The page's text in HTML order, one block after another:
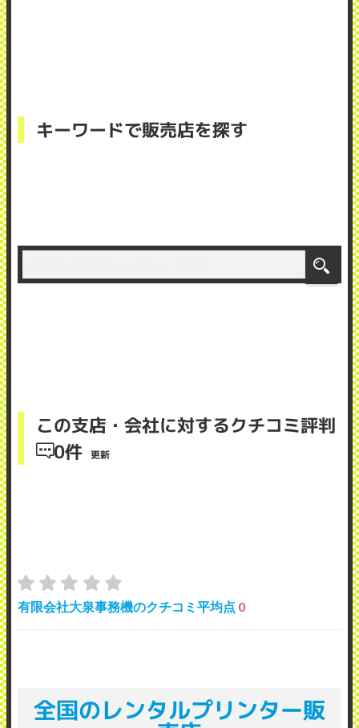
キーワードで販売店を探す
この支店・会社に対するクチコミ評判
0件 更新
有限会社大泉事務機のクチコミ平均点 0
全国のレンタルプリンター販